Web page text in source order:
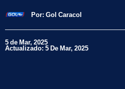
Por: Gol Caracol
5 de Mar, 2025
Actualizado: 5 De Mar, 2025